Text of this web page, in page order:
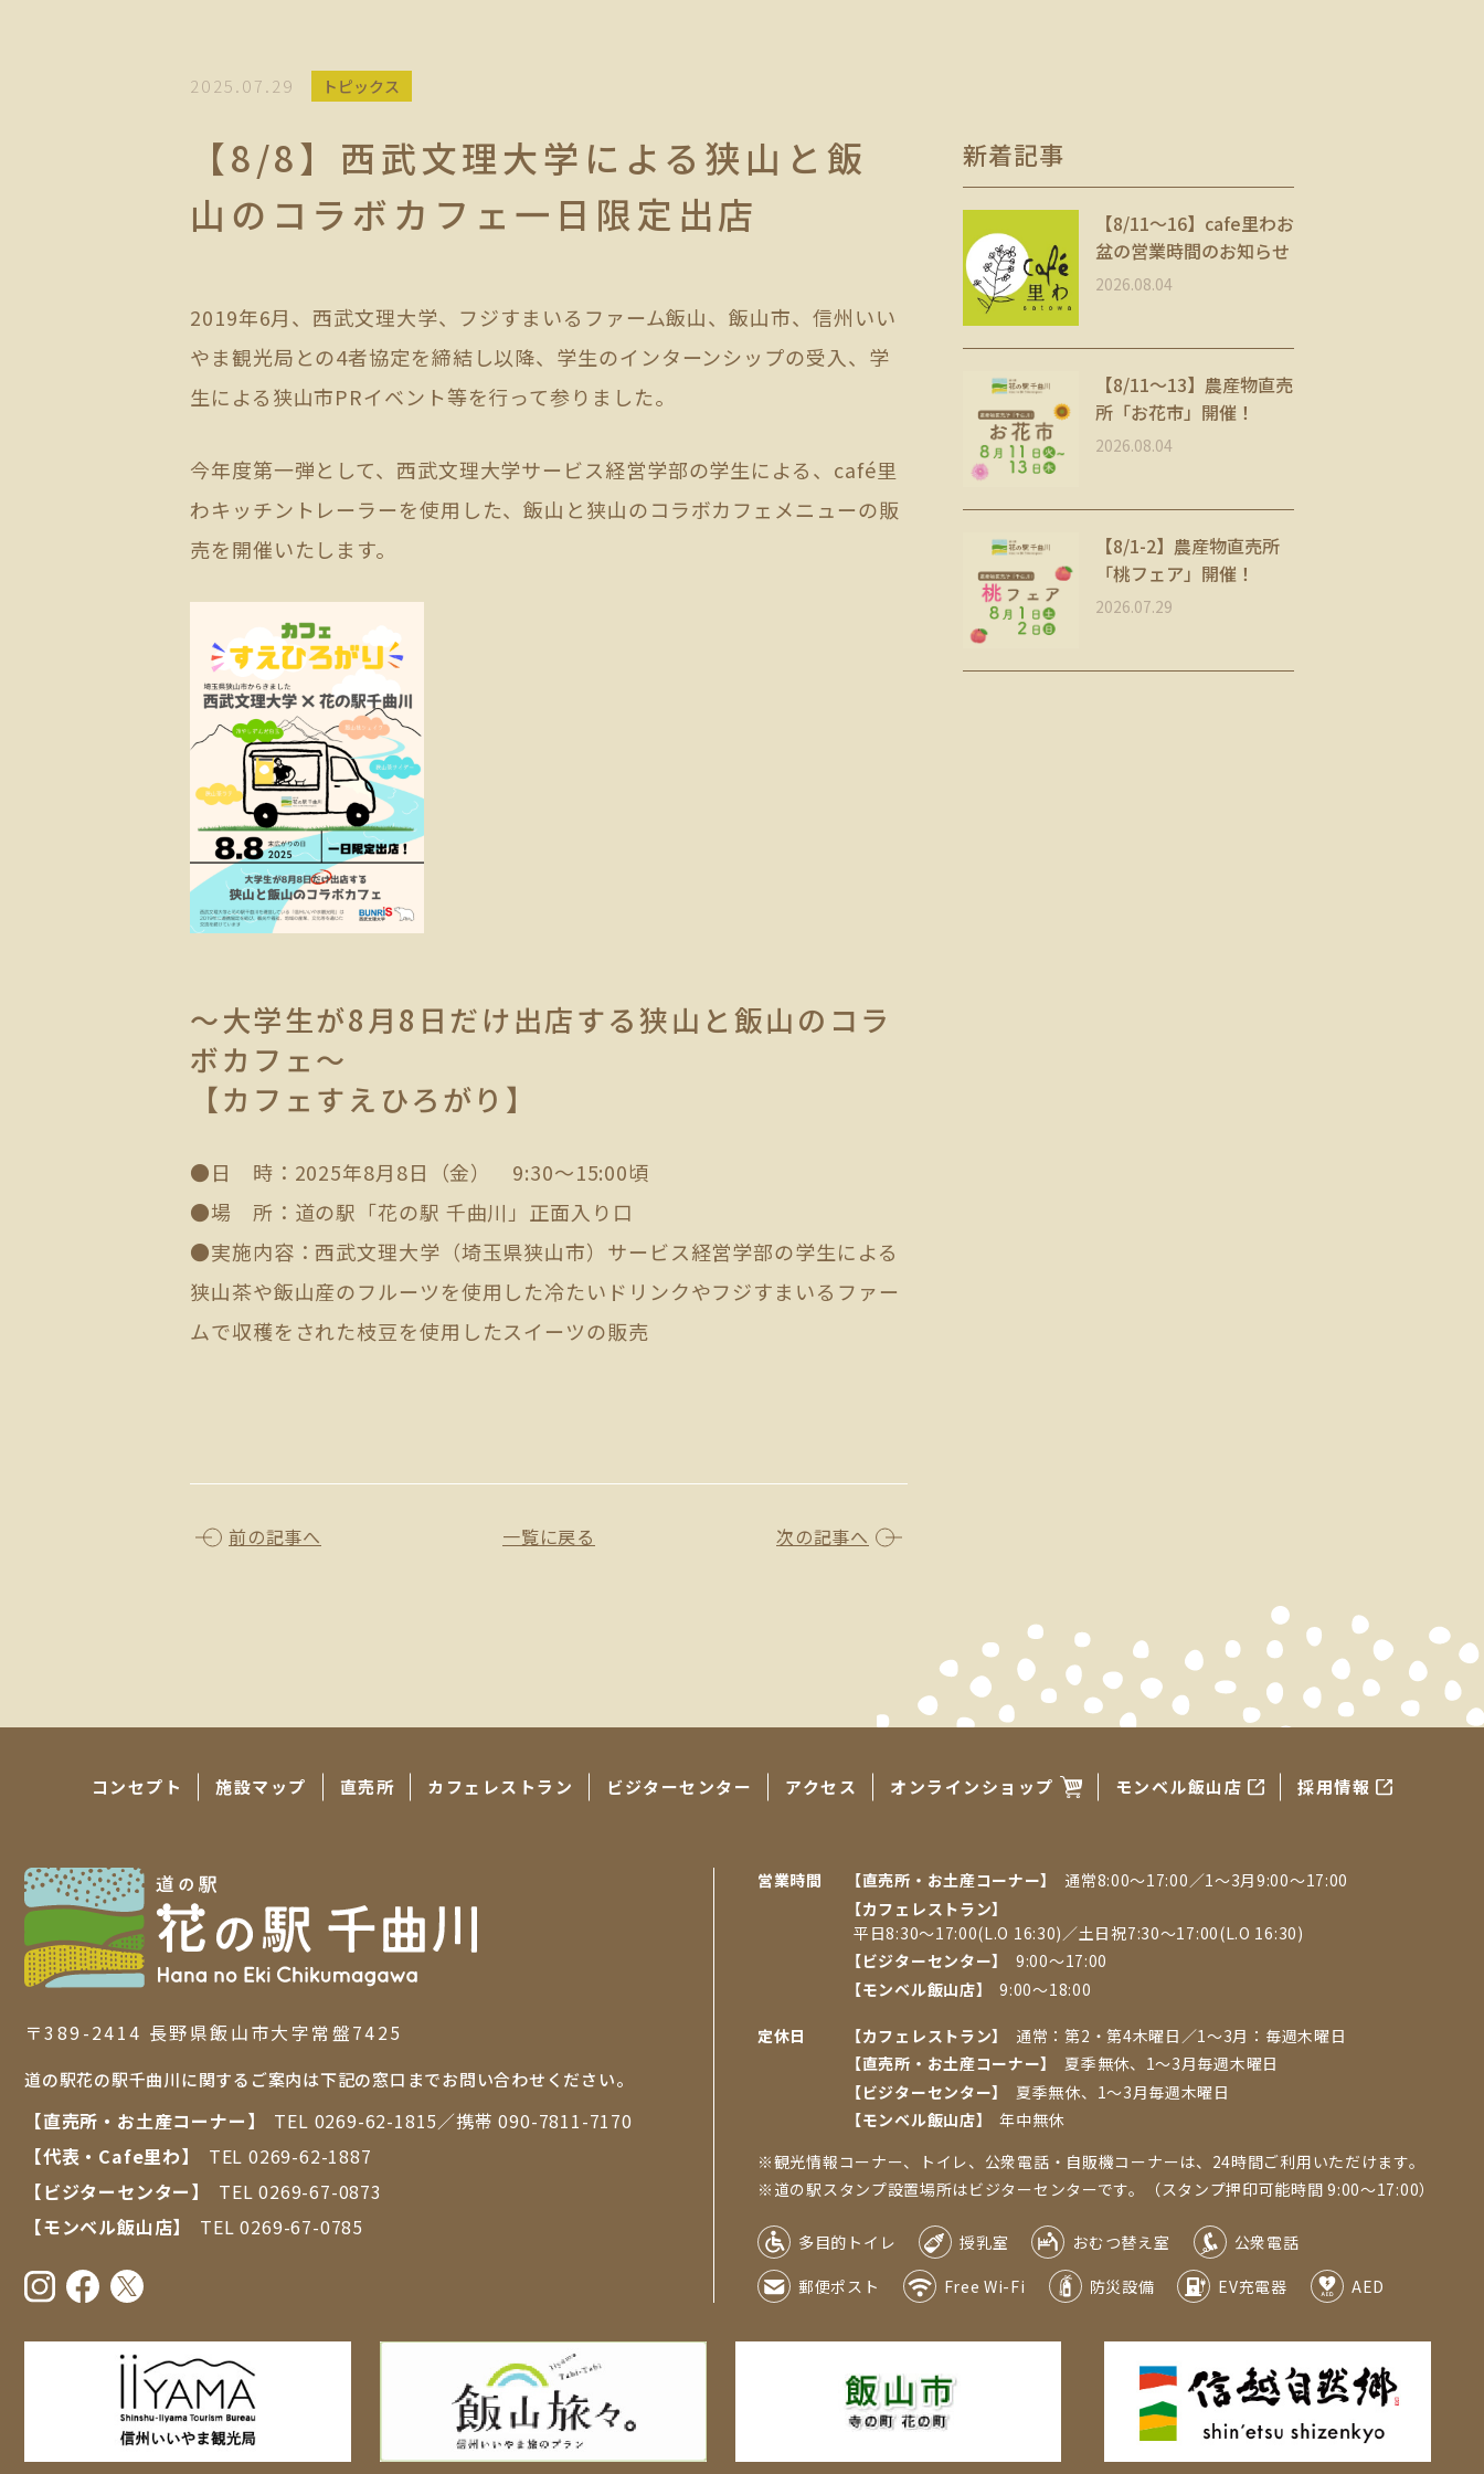
2025.07.29 トピックス
【8/8】西武文理大学による狭山と飯
山のコラボカフェ一日限定出店
2019年6月、西武文理大学、フジすまいるファーム飯山、飯山市、信州いい
やま観光局との4者協定を締結し以降、学生のインターンシップの受入、学
生による狭山市PRイベント等を行って参りました。
今年度第一弾として、西武文理大学サービス経営学部の学生による、café里
わキッチントレーラーを使用した、飯山と狭山のコラボカフェメニューの販
売を開催いたします。
～大学生が8月8日だけ出店する狭山と飯山のコラ
ボカフェ～
【カフェすえひろがり】
●日 時：2025年8月8日（金） 9:30～15:00頃
●場 所：道の駅「花の駅 千曲川」正面入り口
●実施内容：西武文理大学（埼玉県狭山市）サービス経営学部の学生による
狭山茶や飯山産のフルーツを使用した冷たいドリンクやフジすまいるファー
ムで収穫をされた枝豆を使用したスイーツの販売
前の記事へ 一覧に戻る 次の記事へ
新着記事
【8/11〜16】cafe里わお
盆の営業時間のお知らせ
2026.08.04
【8/11～13】農産物直売
所「お花市」開催！
2026.08.04
【8/1-2】農産物直売所
「桃フェア」開催！
2026.07.29
コンセプト 施設マップ 直売所 カフェレストラン ビジターセンター アクセス オンラインショップ モンベル飯山店 採用情報
〒389-2414 ⻑野県飯⼭市⼤字常盤7425
道の駅花の駅千曲川に関するご案内は下記の窓口までお問い合わせください。
【直売所・お⼟産コーナー】 TEL 0269-62-1815／携帯090-7811-7170
【代表・Cafe里わ】
TEL0269-62-1887
【ビジターセンター】
TEL0269-67-0873
【モンベル飯山店】
TEL0269-67-0785
営業時間 【直売所・お⼟産コーナー】
通常8:00〜17:00／1〜3月9:00〜17:00
【カフェレストラン】
平日8:30～17:00(L.O 16:30)／土日祝7:30～17:00(L.O 16:30)
【ビジターセンター】
9:00～17:00
【モンベル飯山店】
9:00～18:00
定休日 【カフェレストラン】
通常：第2・第4木曜日／1〜3⽉：毎週⽊曜⽇
【直売所・お土産コーナー】
夏季無休、1〜3⽉毎週⽊曜⽇
【ビジターセンター】
夏季無休、1～3月毎週木曜日
【モンベル飯山店】
年中無休
※観光情報コーナー、トイレ、公衆電話・自販機コーナーは、24時間ご利用いただけます。
※道の駅スタンプ設置場所はビジターセンターです。（スタンプ押印可能時間 9:00～17:00）
多目的トイレ 授乳室 おむつ替え室
公衆電話
郵便ポスト
Free Wi-Fi 防災設備 EV充電器 AED